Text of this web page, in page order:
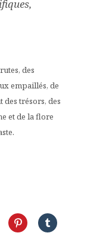
des
empaillés, de
trésors, des
et de la flore